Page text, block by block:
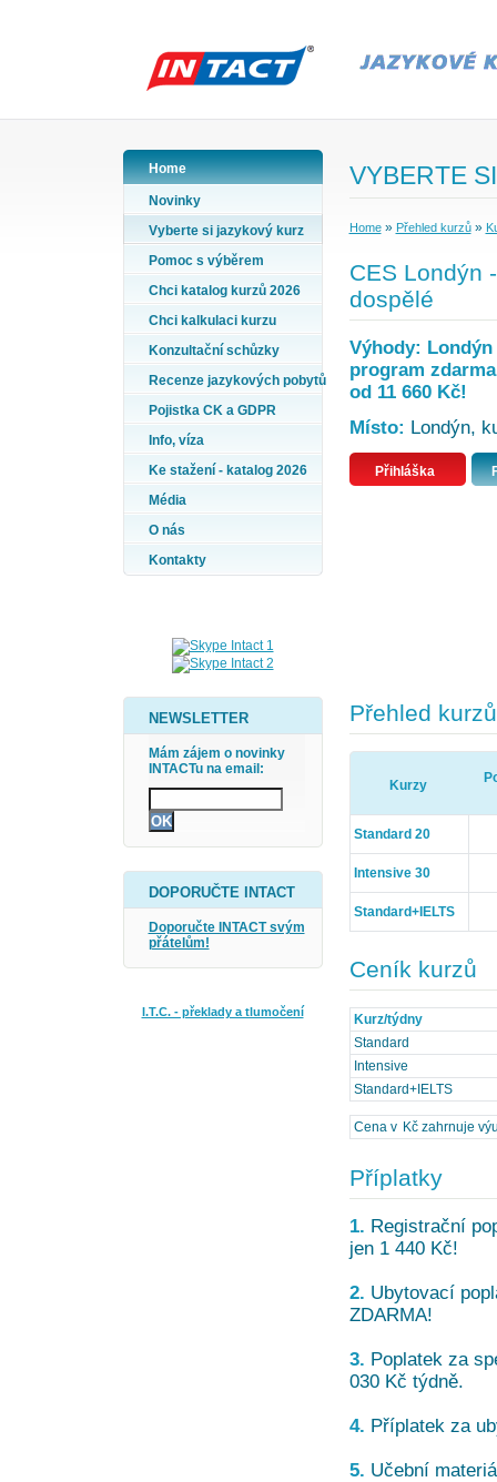
Home
Novinky
Vyberte si jazykový kurz
Pomoc s výběrem
Chci katalog kurzů 2026
Chci kalkulaci kurzu
Konzultační schůzky
Recenze jazykových pobytů
Pojistka CK a GDPR
Info, víza
Ke stažení - katalog 2026
Média
O nás
Kontakty
NEWSLETTER
Mám zájem o novinky
INTACTu na email:
DOPORUČTE INTACT
Doporučte INTACT svým
přátelům!
I.T.C. - překlady a tlumočení
VYBERTE
Home» Přehled kurzů»
CES Londýn
dospělé
Výhody:
program
od 11 660 Kč!
Místo: Londýn,
Přihláška
Přehled kurzů
Kurzy
Standard 20
Intensive 30
Standard+IELTS
Ceník kurzů
Kurz/týdny
Standard
Intensive
Standard+IELTS
Cena v Kč zahrnuje
Příplatky
1. Registrační
jen 1 440 Kč!
2. Ubytovací
ZDARMA!
3. Poplatek za
030 Kč týdně.
4. Příplatek za
5. Učební